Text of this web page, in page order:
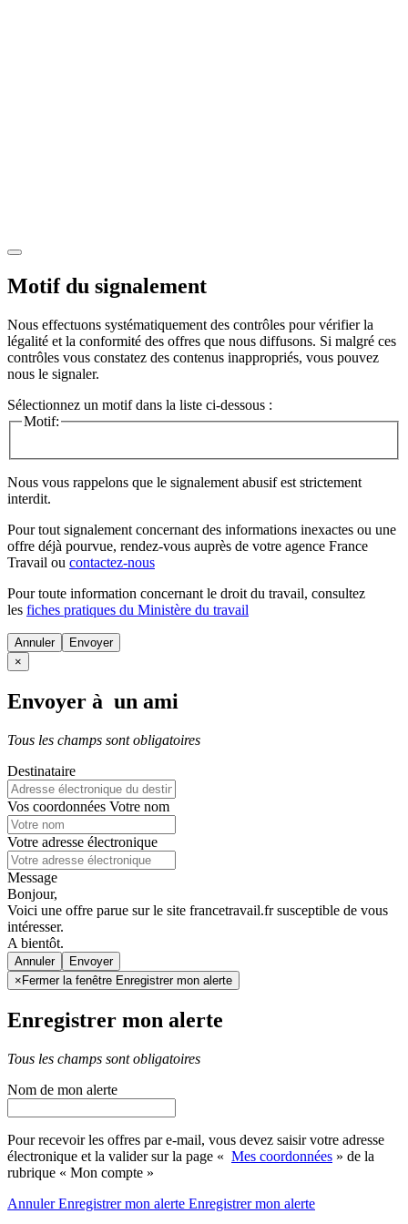
Motif du signalement
Nous effectuons systématiquement des contrôles pour vérifier la
légalité et la conformité des offres que nous diffusons. Si malgré ces
contrôles vous constatez des contenus inappropriés, vous pouvez
nous le signaler.
Sélectionnez un motif dans la liste ci-dessous :
Motif:
Nous vous rappelons que le signalement abusif est strictement
interdit.
Pour tout signalement concernant des informations inexactes ou une
offre déjà pourvue, rendez-vous auprès de votre agence France
Travail ou contactez-nous
Pour toute information concernant le droit du travail, consultez
les fiches pratiques du Ministère du travail
Annuler
×
Envoyer à un ami
Tous les champs sont obligatoires
Destinataire
Vos coordonnées Votre nom
Votre adresse électronique
Message
Bonjour,
Voici une offre parue sur le site francetravail.fr susceptible de vous
intéresser.
A bientôt.
Annuler
× Fermer la fenêtre Enregistrer mon alerte
Enregistrer mon alerte
Tous les champs sont obligatoires
Nom de mon alerte
Pour recevoir les offres par e-mail, vous devez saisir votre adresse
électronique et la valider sur la page « Mes coordonnées » de la
rubrique « Mon compte »
AnnulerEnregistrer mon alerte Enregistrermon alerte